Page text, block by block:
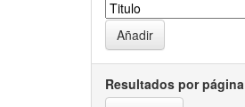
Resultados por página